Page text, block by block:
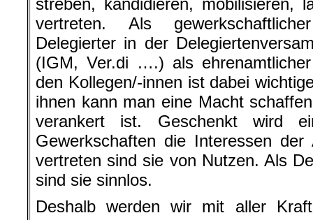
vertreten. Als
Delegierter in der
(IGM, Ver.di ….) als
den Kollegen/-innen ist dabei
ihnen kann man eine Macht
verankert ist. Geschenkt wird
Gewerkschaften die Interessen der
vertreten sind sie von Nutzen. Als
sind sie sinnlos.
Deshalb werden wir mit aller